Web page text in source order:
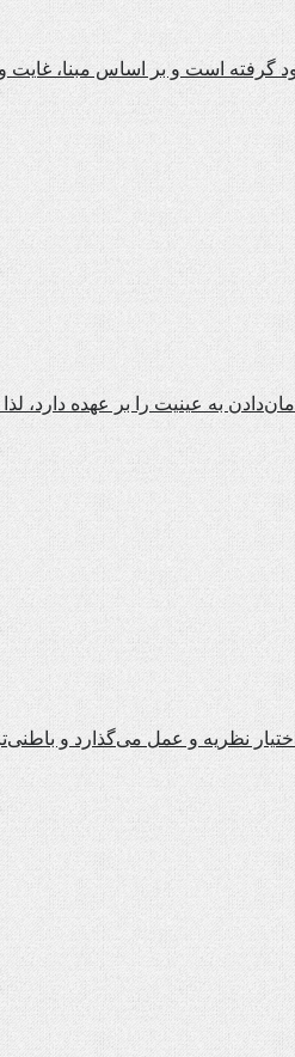
گرفته است و بر اساس مبنا، غایت
به عینیت را بر عهده دارد،
اختیار نظریه و عمل می‌گذارد و